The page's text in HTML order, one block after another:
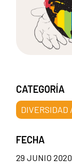
CATEGORÍA
DIVERSIDAD
FECHA
29 JUNIO 2020